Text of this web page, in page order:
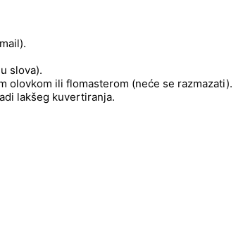
slova).
olovkom ili flomasterom (neće se razmazati).
lakšeg kuvertiranja.